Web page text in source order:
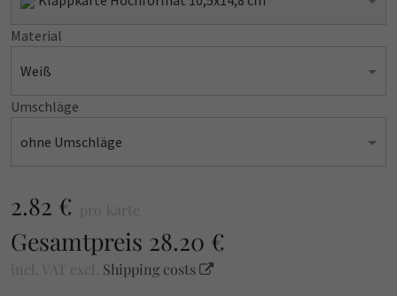
Material
Weiß
Umschläge
ohne Umschläge
2.82 € pro Karte
Gesamtpreis 28.20 €
incl. VAT excl. Shipping costs